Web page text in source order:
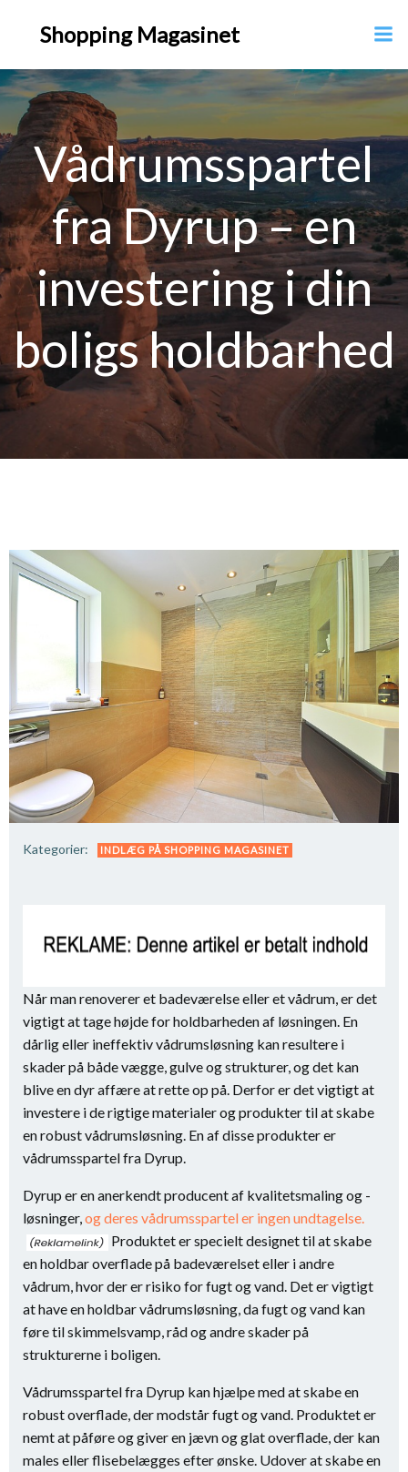
til
Shopping Magasinet
Vådrumsspartel
fra Dyrup – en
investering i din
boligs holdbarhed
Kategorier: INDLÆG PÅ SHOPPING MAGASINET
Når man renoverer et badeværelse eller et vådrum, er det
vigtigt at tage højde for holdbarheden af løsningen. En
dårlig eller ineffektiv vådrumsløsning kan resultere i
skader på både vægge, gulve og strukturer, og det kan
blive en dyr affære at rette op på. Derfor er det vigtigt at
investere i de rigtige materialer og produkter til at skabe
en robust vådrumsløsning. En af disse produkter er
vådrumsspartel fra Dyrup.
Dyrup er en anerkendt producent af kvalitetsmaling og -
løsninger,og deres vådrumsspartel er ingen undtagelse.
Produktet er specielt designet til at skabe
en holdbar overflade på badeværelset eller i andre
vådrum, hvor der er risiko for fugt og vand. Det er vigtigt
at have en holdbar vådrumsløsning, da fugt og vand kan
føre til skimmelsvamp, råd og andre skader på
strukturerne i boligen.
Vådrumsspartel fra Dyrup kan hjælpe med at skabe en
robust overflade, der modstår fugt og vand. Produktet er
nemt at påføre og giver en jævn og glat overflade, der kan
males eller flisebelægges efter ønske. Udover at skabe en